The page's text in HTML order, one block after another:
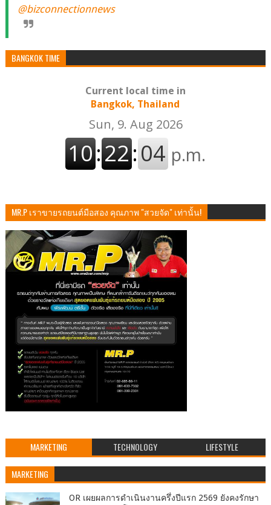
@bizconnectionnews
BANGKOK TIME
Current local time in
Bangkok, Thailand
MR.P เราขายรถยนต์มือสอง คุณภาพ "สวยจัด" เท่านั้น!
MARKETING TECHNOLOGY LIFESTYLE
MARKETING
OR เผยผลการดำเนินงานครึ่งปีแรก 2569 ยังคงรักษา